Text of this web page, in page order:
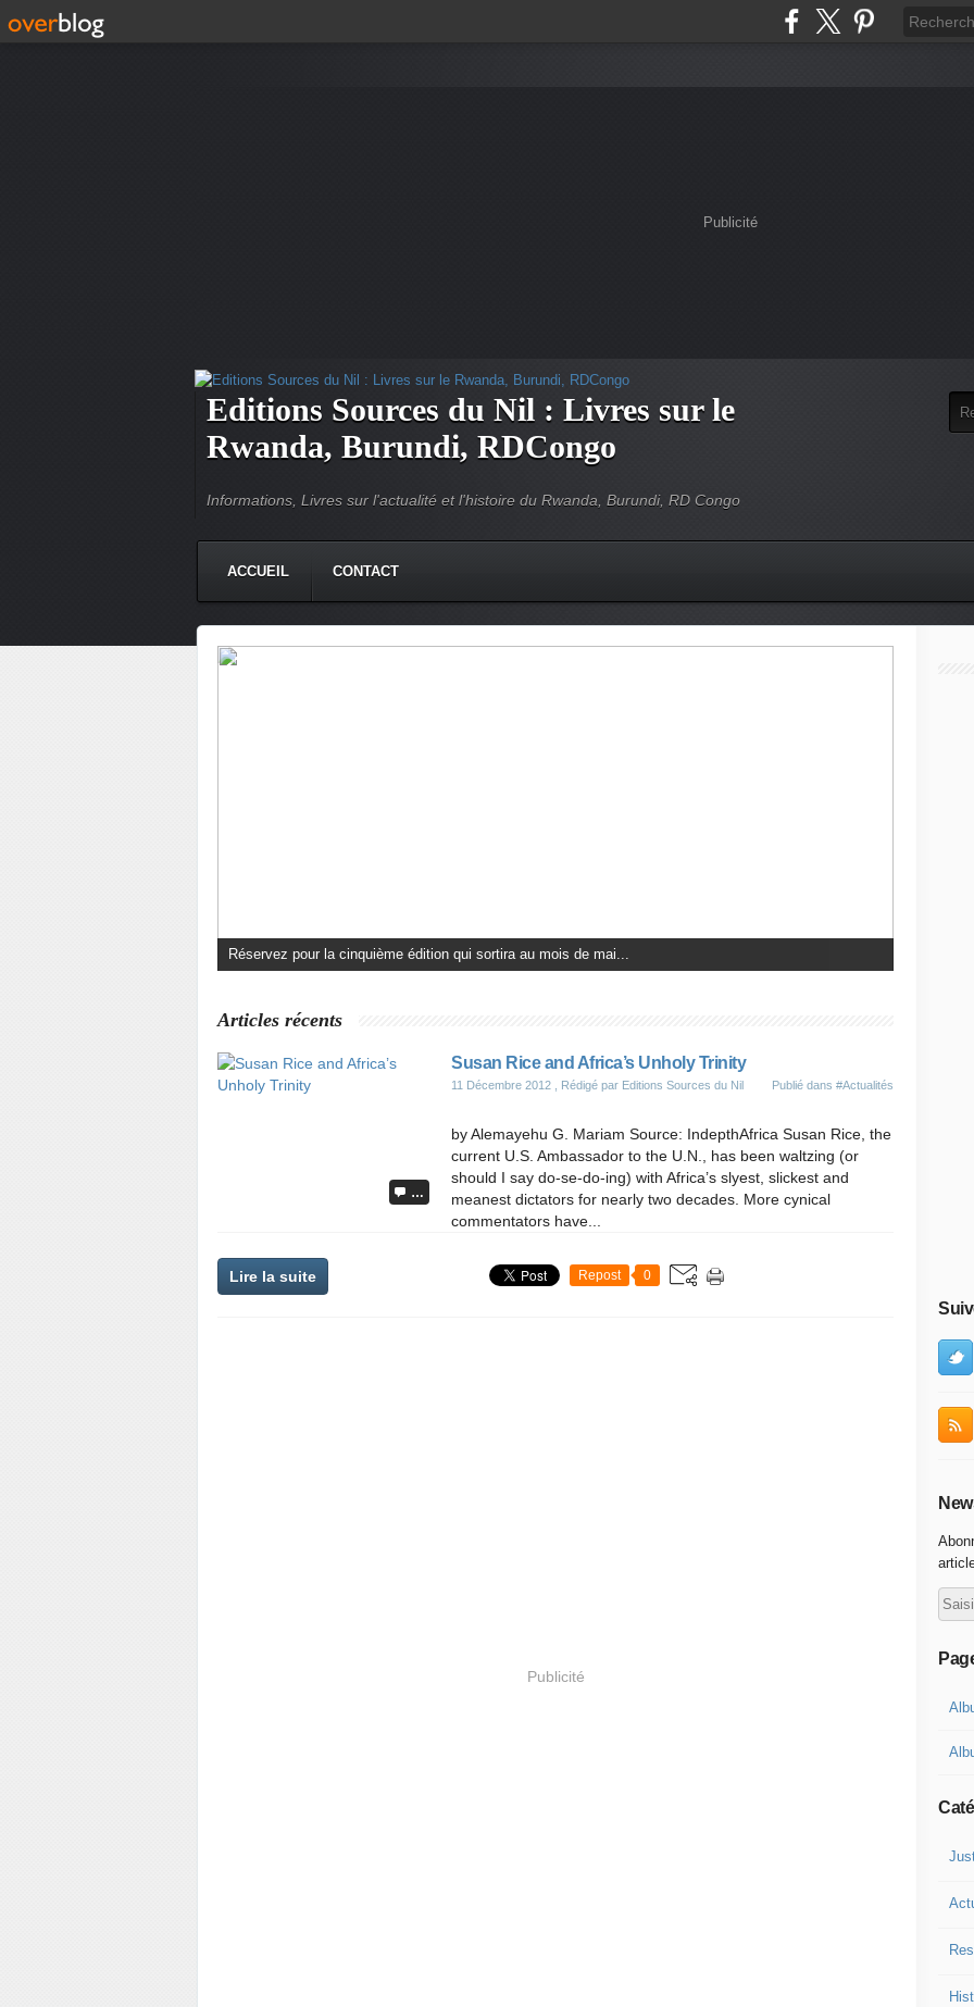
Publicité
Editions Sources du Nil : Livres sur le
Rwanda, Burundi, RDCongo
Informations, Livres sur l'actualité et l'histoire du Rwanda, Burundi, RD Congo
ACCUEIL CONTACT
Un couple mixte à l'épreuve de l'exil. Dans les méandres du génocide...
Articles récents
…
Susan Rice and Africa’s Unholy Trinity
11 Décembre 2012 , Rédigé par Editions Sources du Nil Publié dans #Actualités
by Alemayehu G. Mariam Source: IndepthAfrica Susan Rice, the
current U.S. Ambassador to the U.N., has been waltzing (or
should I say do-se-do-ing) with Africa’s slyest, slickest and
meanest dictators for nearly two decades. More cynical
commentators have...
Lire la suite Repost 0
Publicité